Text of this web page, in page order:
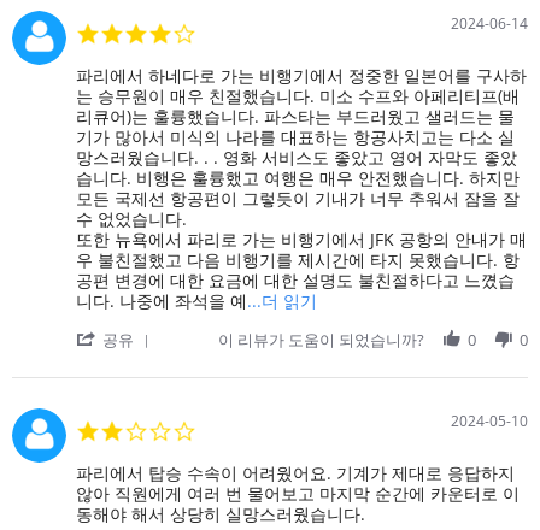
하
물
예
약
이
없
다
는
말
을
들
었
고,
그
래
서
다
짐
을
고
있
었
았
니
다.
영
화
도
좋
았
어
요!
on
16
2024
rating
2024-06-14
Review
by
on
14
Jun
2024
review
stating
파
리
에
서
하
네
다
로
가
는
행
에
정
중
한
파리에서 하네다로 가는 비행기에서 정중한 일본어를 구사하
는 승무원이 매우 친절했습니다. 미소 수프와 아페리티프(배
리큐어)는 훌륭했습니다. 파스타는 부드러웠고 샐러드는 물
기가 많아서 미식의 나라를 대표하는 항공사치고는 다소 실
망스러웠습니다. . . 영화 서비스도 좋았고 영어 자막도 좋았
습니다. 비행은 훌륭했고 여행은 매우 안전했습니다. 하지만
모든 국제선 항공편이 그렇듯이 기내가 너무 추워서 잠을 잘
수 없었습니다.
또한 뉴욕에서 파리로 가는 비행기에서 JFK 공항의 안내가 매
우 불친절했고 다음 비행기를 제시간에 타지 못했습니다. 항
공편 변경에 대한 요금에 대한 설명도 불친절하다고 느꼈습
니다. 나중에 좌석을 예...더 읽기
about
stating
서
하
네
다
공유
Review
on
14
2024
이 리뷰가 도움이 되었습니까? 0 0
rating
2024-05-10
Review
by
on
review
stating
파
파리에서 탑승 수속이 어려웠어요. 기계가 제대로 응답하지
않아 직원에게 여러 번 물어보고 마지막 순간에 카운터로 이
동해야 해서 상당히 실망스러웠습니다.